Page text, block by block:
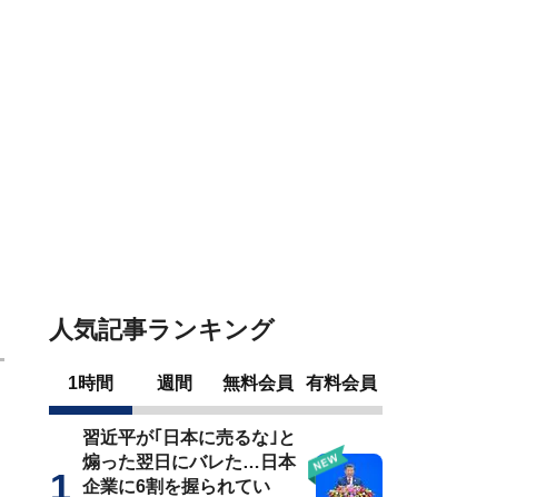
人気記事ランキング
1時間 週間 無料会員 有料会員
習近平が｢日本に売るな｣と
煽った翌日にバレた…日本
企業に6割を握られてい